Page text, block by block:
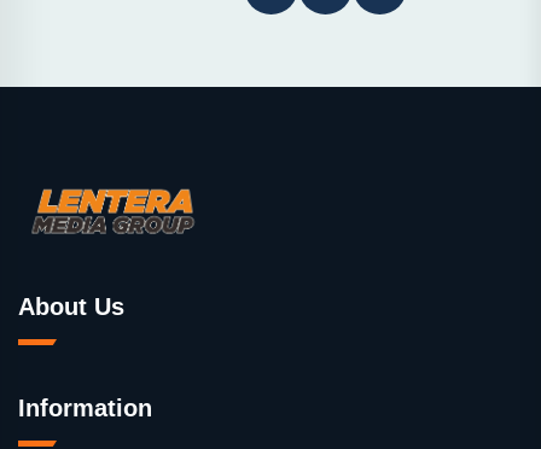
About Us
Information